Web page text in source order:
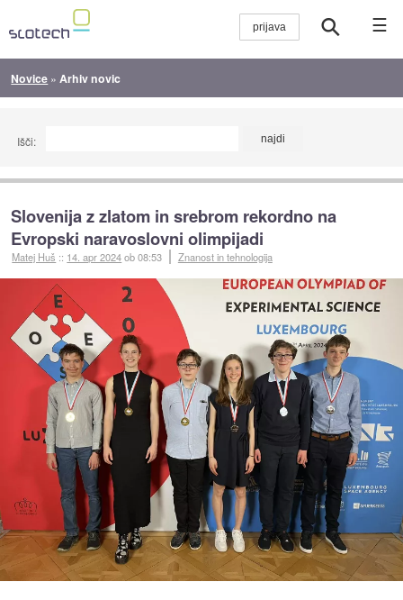
☰
Novice » Arhiv novic
Išči:
Slovenija z zlatom in srebrom rekordno na
Evropski naravoslovni olimpijadi
Matej Huš :: 14. apr 2024ob 08:53 Znanost in tehnologija